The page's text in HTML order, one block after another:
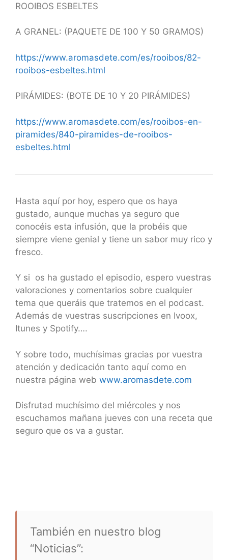
ROOIBOS ESBELTES
A GRANEL: (PAQUETE DE 100 Y 50 GRAMOS)
https://www.aromasdete.com/es/rooibos/82-
rooibos-esbeltes.html
PIRÁMIDES: (BOTE DE 10 Y 20 PIRÁMIDES)
https://www.aromasdete.com/es/rooibos-en-
piramides/840-piramides-de-rooibos-
esbeltes.html
Hasta aquí por hoy, espero que os haya
gustado, aunque muchas ya seguro que
conocéis esta infusión, que la probéis que
siempre viene genial y tiene un sabor muy rico y
fresco.
Y si os ha gustado el episodio, espero vuestras
valoraciones y comentarios sobre cualquier
tema que queráis que tratemos en el podcast.
Además de vuestras suscripciones en Ivoox,
Itunes y Spotify….
Y sobre todo, muchísimas gracias por vuestra
atención y dedicación tanto aquí como en
nuestra página web www.aromasdete.com
Disfrutad muchísimo del miércoles y nos
escuchamos mañana jueves con una receta que
seguro que os va a gustar.
También en nuestro blog
“Noticias”: